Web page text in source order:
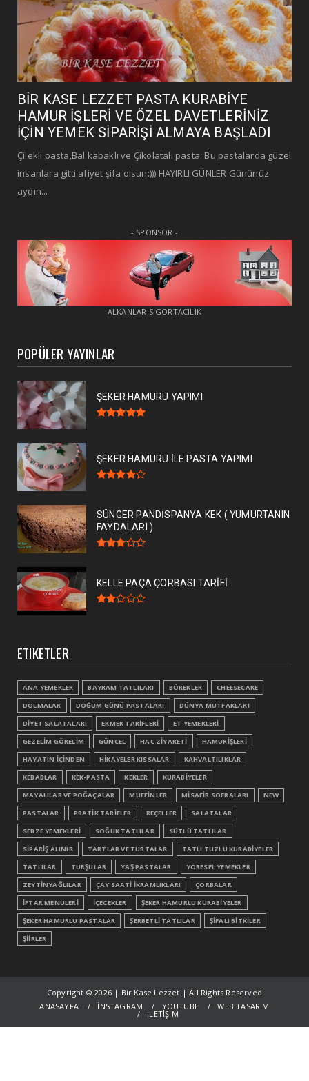
BİR KASE LEZZET PASTA KURABİYE
HAMUR İŞLERİ VE ÖZEL DAVETLERİNİZ
İÇİN YEMEK SİPARİŞİ ALMAYA BAŞLADI
Çilekli pasta,Bal kabaklı ve Çikolatalı pasta. Bu pastalarda güzel
insanlara gitti afiyet şifa olsun:))) HAYIRLI GÜNLER Gününüz
aydın...
- SPONSOR -
ALKANLAR SİGORTACILIK
POPÜLER YAYINLAR
ŞEKER HAMURU YAPIMI
ŞEKER HAMURU İLE PASTA YAPIMI
SÜNGER PANDİSPANYA KEK ( YUMURTANIN
FAYDALARI )
KELLE PAÇA ÇORBASI TARİFİ
ETIKETLER
ANA YEMEKLER BAYRAM TATLILARI BÖREKLER
CHEESECAKE
DOLMALAR
DOĞUM GÜNÜ PASTALARI
DÜNYA MUTFAKLARI
DİYET SALATALARI
EKMEK TARİFLERİ
ET YEMEKLERİ
GEZELİM GÖRELİM
GÜNCEL HAC ZİYARETİ
HAMURİŞLERİ
HAYATIN İÇİNDEN
HİKAYELER KISSALAR
KAHVALTILIKLAR
KEBABLAR
KEK-PASTA KEKLER
KURABİYELER
MAYALILAR VE POĞAÇALAR
MUFFİNLER MİSAFİR SOFRALARI
NEW
PASTALAR
PRATİK TARİFLER REÇELLER
SALATALAR
SEBZE YEMEKLERİ
SOĞUK TATLILAR
SÜTLÜ TATLILAR
SİPARİŞ ALINIR
TARTLAR VE TURTALAR
TATLI TUZLU KURABİYELER
TATLILAR
TURŞULAR YAŞ PASTALAR
YÖRESEL YEMEKLER
ZEYTİNYAĞLILAR
ÇAY SAATİ İKRAMLIKLARI
ÇORBALAR
İFTAR MENÜLERİ
İÇECEKLER
ŞEKER HAMURLU KURABİYELER
ŞEKER HAMURLU PASTALAR
ŞERBETLİ TATLILAR
ŞİFALI BİTKİLER
ŞİİRLER
Copyright ©2026 | Bir Kase Lezzet | All Rights Reserved
ANASAYFA
İNSTAGRAM YOUTUBE WEB TASARIM
İLETİŞİM